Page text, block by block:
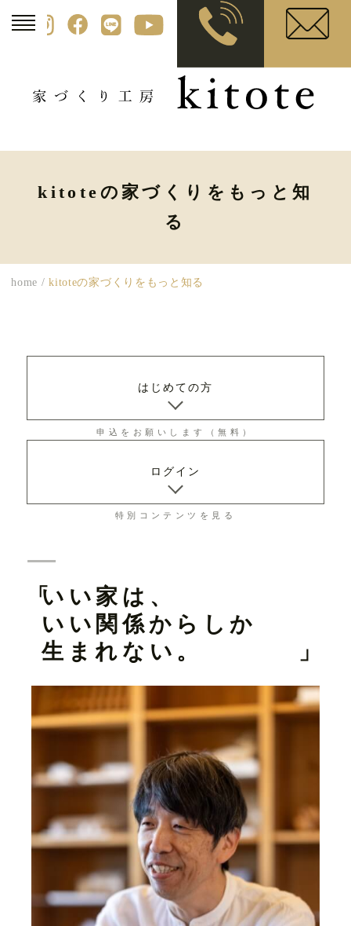
kitoteの家づくりをもっと知
る
home /kitoteの家づくりをもっと知る
はじめての方
申込をお願いします（無料）
ログイン
特別コンテンツを見る
いい家は、
いい関係からしか
生まれない。